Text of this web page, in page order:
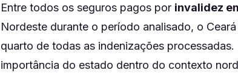
Entre todos os seguros pagos por invalidez
Nordeste durante o período analisado, o
quarto de todas as indenizações
importância do estado dentro do contexto